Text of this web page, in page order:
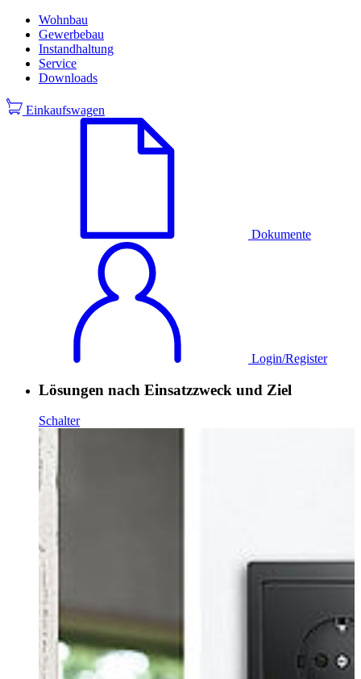
Wohnbau
Gewerbebau
Instandhaltung
Service
Downloads
Einkaufswagen
Dokumente
Login/Register
Lösungen nach Einsatzzweck und Ziel
Schalter